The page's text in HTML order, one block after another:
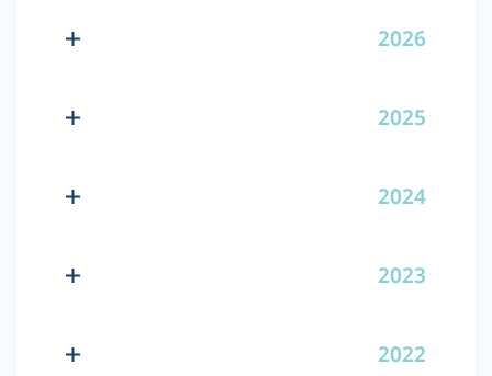
2026
2025
2024
2023
2022